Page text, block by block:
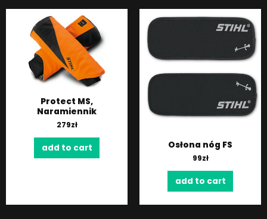
Protect MS,
Naramiennik
279zł
add to cart Osłona nóg FS
99zł
add to cart